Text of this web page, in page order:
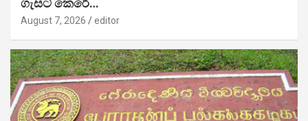
ගැසට් කෙරේ…
August 7, 2026 editor